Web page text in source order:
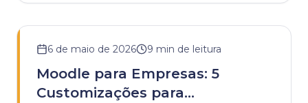
6 de maio de 2026 9 min de leitura
Moodle para Empresas: 5
Customizações para